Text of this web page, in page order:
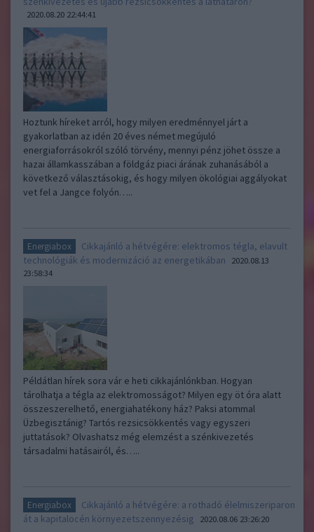
2020.08.20 22:44:41
Hoztunk híreket arról, hogy milyen eredménnyel járt a
gyakorlatban az idén 20 éves német megújuló
energiaforrásokról szóló törvény, mennyi pénz jöhet össze a
hazai államkasszában a földgáz piaci árának zuhanásából a
következő választásokig, és hogy milyen ökológiai aggályokat
vet fel a Jangce folyón…..
Energiabox
Cikkajánló a hétvégére: elektromos tégla, elavult
technológiák és modernizáció az energetikában
2020.08.13
23:58:34
Példátlan hírek sora vár e heti cikkajánlónkban. Hogyan
tárolhatja a tégla az elektromosságot? Milyen egy öt óra alatt
összeszerelhető, energiahatékony ház? Paksi atommal
Üzbegisztánig? Tartós rezsicsökkentés vagy egyszeri
juttatások? Olvashatsz még elemzést a szénkivezetés
társadalmi hatásairól, és…..
Energiabox
Cikkajánló a hétvégére: a rothadó élelmiszeriparon
át a kapitalocén környezetszennyezésig
2020.08.06 23:26:20